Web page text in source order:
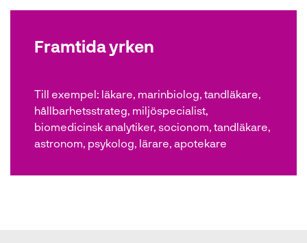
Framtida yrken
Till exempel: läkare, marinbiolog, tandläkare,
hållbarhetsstrateg, miljöspecialist,
biomedicinsk analytiker, socionom, tandläkare,
astronom, psykolog, lärare, apotekare